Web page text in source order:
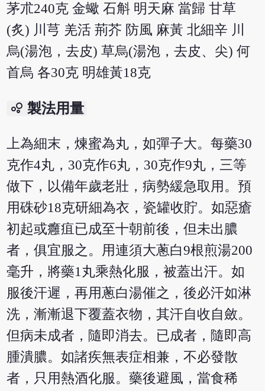
茅朮240克 金蠍 石斛 明天麻 當歸 甘草
(炙) 川芎 羌活 荊芥 防風 麻黃 北細辛 川
烏(湯泡，去皮) 草烏(湯泡，去皮、尖) 何
首烏 各30克 明雄黃18克
bubble_chart 製法用量
上為細末，煉蜜為丸，如彈子大。每藥30
克作4丸，30克作6丸，30克作9丸，三等
做下，以備年歲老壯，病勢緩急取用。預
用硃砂18克研細為衣，瓷罐收貯。如惡瘡
初起或癰疽已成至十朝前後，但未出膿
者，俱宜服之。用連須大蔥白9根煎湯200
毫升，將藥1丸乘熱化服，被蓋出汗。如
服後汗遲，再用蔥白湯催之，後必汗如淋
洗，漸漸退下覆蓋衣物，其汗自收自斂。
但病未成者，隨即消去。已成者，隨即高
腫潰膿。如諸疾無表症相兼，不必發散
者，只用熱酒化服。藥後避風，當食稀